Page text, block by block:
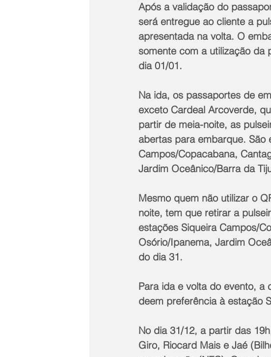
Após a validação do
será entregue ao cliente a
apresentada na volta. O
somente com a utilização da
dia 01/01.
Na ida, os passaportes de
exceto Cardeal Arcoverde,
partir de meia-noite, as
abertas para embarque. São
Campos/Copacabana,
Jardim Oceânico/Barra da
Mesmo quem não utilizar o
noite, tem que retirar a
estações Siqueira Campos/
Osório/Ipanema, Jardim
do dia 31.
Para ida e volta do evento, a
deem preferência à estação
No dia 31/12, a partir das
Giro, Riocard Mais e Jaé